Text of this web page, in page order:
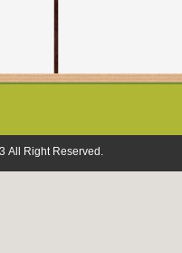
All Right Reserved.